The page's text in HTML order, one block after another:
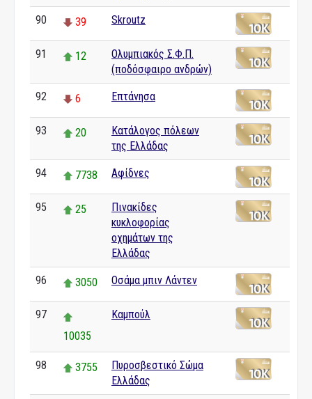
90 39 Skroutz
91 12
Ολυμπιακός Σ.Φ.Π.
(ποδόσφαιρο ανδρών)
92 6 Επτάνησα
93 20
Κατάλογος πόλεων
της Ελλάδας
94 7738 Αφίδνες
95 25
Πινακίδες
κυκλοφορίας
οχημάτων της
Ελλάδας
96 3050 Οσάμα μπιν Λάντεν
97
10035
Καμπούλ
98 3755
Πυροσβεστικό Σώμα
Ελλάδας